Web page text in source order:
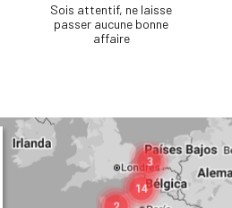
Sois attentif, ne laisse
passer aucune bonne
affaire